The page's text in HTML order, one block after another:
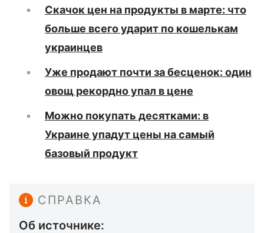
Скачок цен на продукты в марте: что
больше всего ударит по кошелькам
украинцев
Уже продают почти за бесценок: один
овощ рекордно упал в цене
Можно покупать десятками: в
Украине упадут цены на самый
базовый продукт
СПРАВКА
Об источнике: